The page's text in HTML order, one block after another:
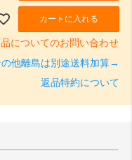
カートに入れる
についてのお問い合わせ
他離島は別途送料加算→
返品特約について